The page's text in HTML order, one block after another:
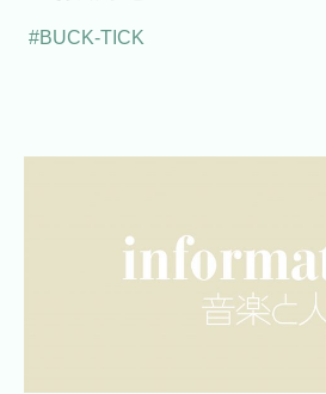
#BUCK-TICK